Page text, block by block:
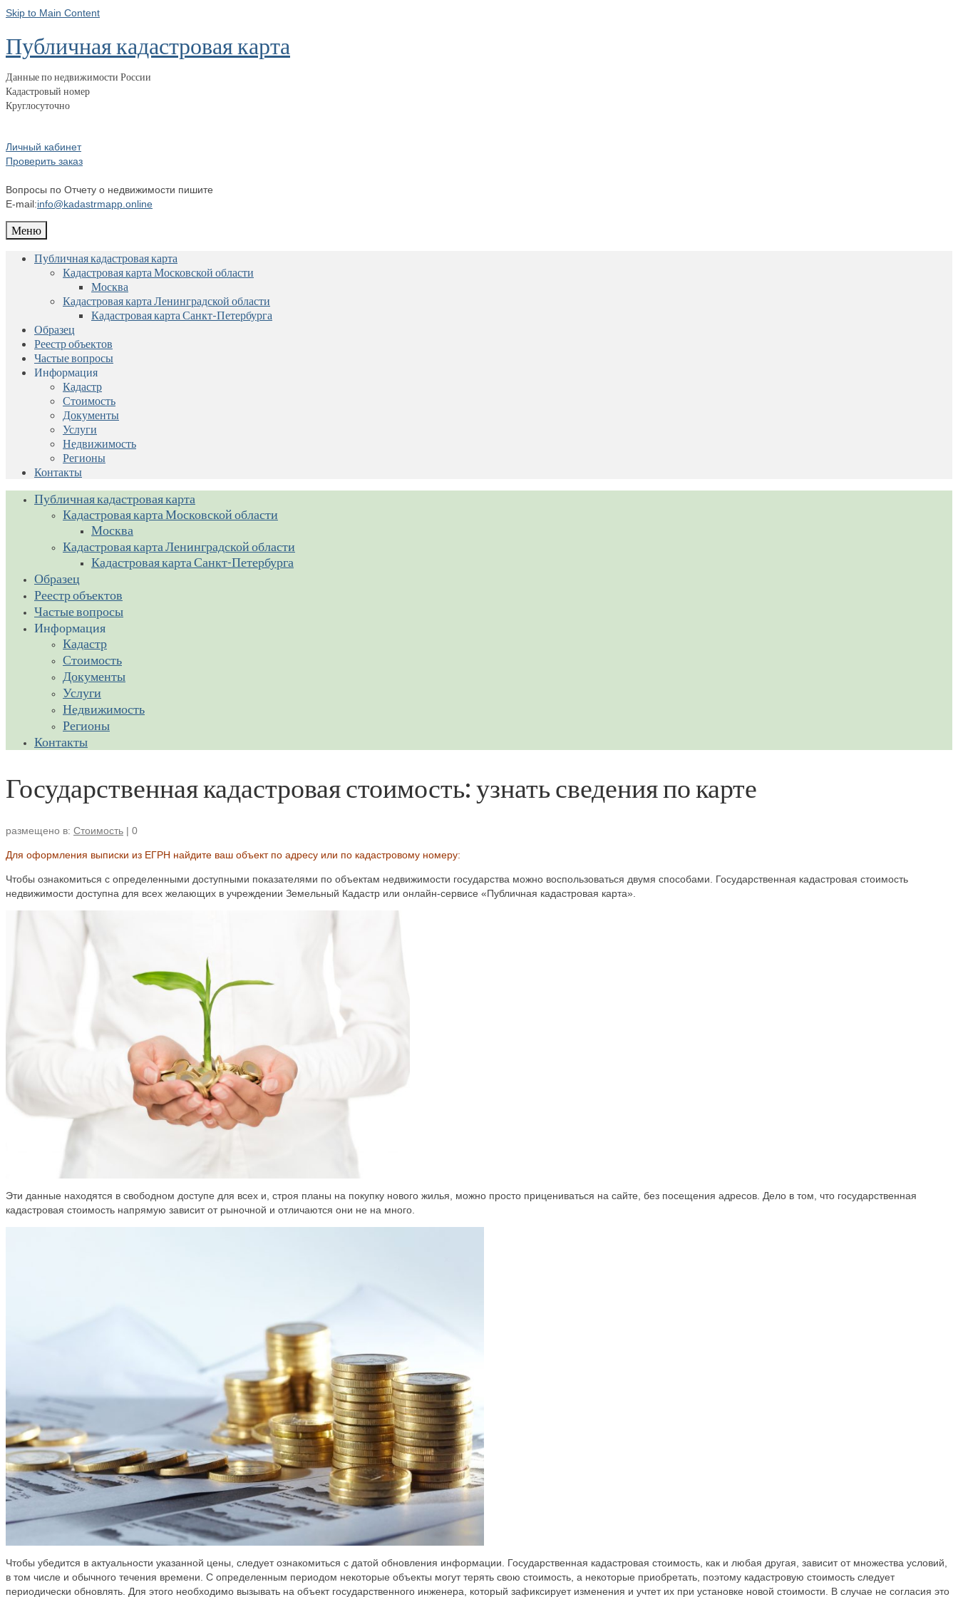
Skip to Main Content
Публичная кадастровая карта
Данные по недвижимости России
Кадастровый номер
Круглосуточно
Личный кабинет
Проверить заказ
Вопросы по Отчету о недвижимости пишите
E-mail:info@kadastrmapp.online
Меню
Публичная кадастровая карта
Кадастровая карта Московской области
Москва
Кадастровая карта Ленинградской области
Кадастровая карта Санкт-Петербурга
Образец
Реестр объектов
Частые вопросы
Информация
Кадастр
Стоимость
Документы
Услуги
Недвижимость
Регионы
Контакты
Публичная кадастровая карта
Кадастровая карта Московской области
Москва
Кадастровая карта Ленинградской области
Кадастровая карта Санкт-Петербурга
Образец
Реестр объектов
Частые вопросы
Информация
Кадастр
Стоимость
Документы
Услуги
Недвижимость
Регионы
Контакты
Государственная кадастровая стоимость: узнать сведения по карте
размещено в: Стоимость | 0
Для оформления выписки из ЕГРН найдите ваш объект по адресу или по кадастровому номеру:
Чтобы ознакомиться с определенными доступными показателями по объектам недвижимости государства можно воспользоваться двумя способами. Государственная кадастровая стоимость
недвижимости доступна для всех желающих в учреждении Земельный Кадастр или онлайн-сервисе «Публичная кадастровая карта».
Эти данные находятся в свободном доступе для всех и, строя планы на покупку нового жилья, можно просто прицениваться на сайте, без посещения адресов. Дело в том, что государственная
кадастровая стоимость напрямую зависит от рыночной и отличаются они не на много.
Чтобы убедится в актуальности указанной цены, следует ознакомиться с датой обновления информации. Государственная кадастровая стоимость, как и любая другая, зависит от множества условий,
в том числе и обычного течения времени. С определенным периодом некоторые объекты могут терять свою стоимость, а некоторые приобретать, поэтому кадастровую стоимость следует
периодически обновлять. Для этого необходимо вызывать на объект государственного инженера, который зафиксирует изменения и учтет их при установке новой стоимости. В случае не согласия это